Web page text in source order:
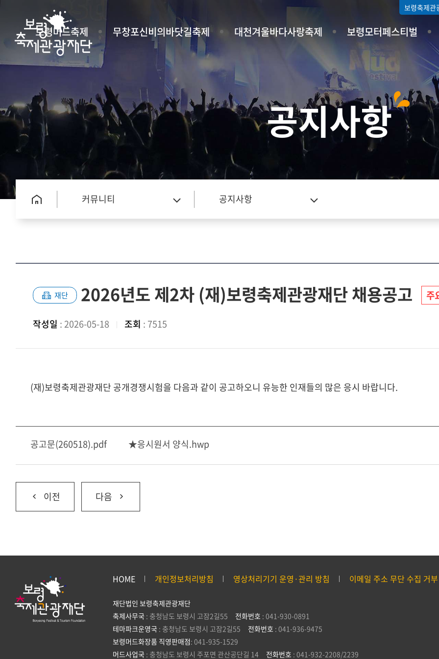
보령머드축제 무창포신비의바닷길축제 대천겨울바다사랑축제 보령모터페스티벌
보령축제관
공지사항
커뮤니티 공지사항
재단 2026년도 제2차 (재)보령축제관광재단 채용공고 주
작성일 : 2026-05-18 조회 : 7515
(재)보령축제관광재단 공개경쟁시험을 다음과 같이 공고하오니 유능한 인재들의 많은 응시 바랍니다.
공고문(260518).pdf ★응시원서 양식.hwp
이전 다음
HOME 개인정보처리방침 영상처리기기 운영·관리 방침 이메일 주소 무단 수집 거부
재단법인 보령축제관광재단
축제사무국 : 충청남도 보령시 고잠2길55 전화번호 : 041-930-0891
테마파크운영국 : 충청남도 보령시 고잠2길55 전화번호 : 041-936-9475
보령머드화장품 직영판매점: 041-935-1529
머드사업국 : 충청남도 보령시 주포면 관산공단길 14 전화번호 : 041-932-2208/2239